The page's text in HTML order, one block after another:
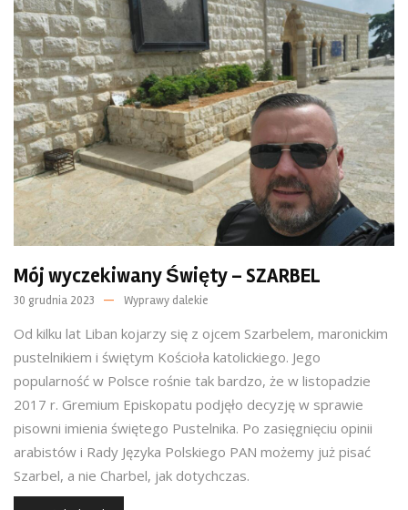
Mój wyczekiwany Święty – SZARBEL
30 grudnia 2023 Wyprawy dalekie
Od kilku lat Liban kojarzy się z ojcem Szarbelem, maronickim
pustelnikiem i świętym Kościoła katolickiego. Jego
popularność w Polsce rośnie tak bardzo, że w listopadzie
2017 r. Gremium Episkopatu podjęło decyzję w sprawie
pisowni imienia świętego Pustelnika. Po zasięgnięciu opinii
arabistów i Rady Języka Polskiego PAN możemy już pisać
Szarbel, a nie Charbel, jak dotychczas.